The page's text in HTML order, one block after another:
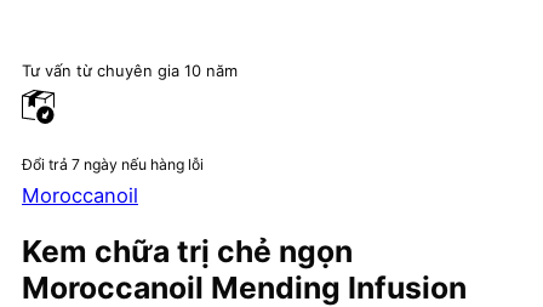
Tư vấn từ chuyên gia 10 năm
Đổi trả 7 ngày nếu hàng lỗi
Moroccanoil
Kem chữa trị chẻ ngọn
Moroccanoil Mending Infusion